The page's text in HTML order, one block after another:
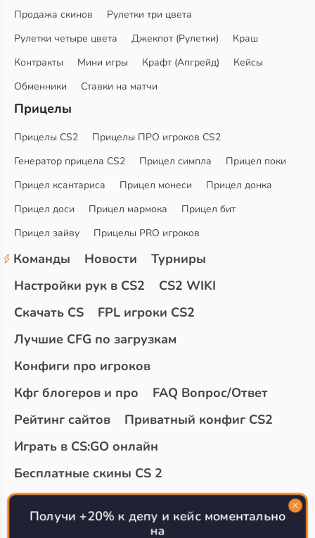
Продажа скинов
Рулетки три цвета
Рулетки четыре цвета
Джекпот (Рулетки)
Краш
Контракты
Мини игры Крафт (Апгрейд)
Кейсы
Обменники
Ставки на матчи
Прицелы
Прицелы CS2
Прицелы ПРО игроков CS2
Генератор прицела CS2
Прицел симпла
Прицел поки
Прицел ксантариса
Прицел монеси
Прицел донка
Прицел доси
Прицел мармока
Прицел бит
Прицел зайву
Прицелы PRO игроков
Команды Новости
Турниры
Настройки рук в CS2
CS2 WIKI
Скачать CS
FPL игроки CS2
Лучшие CFG по загрузкам
Конфиги про игроков
Кфг блогеров и про
FAQ Вопрос/Ответ
Рейтинг сайтов
Приватный конфиг CS2
Играть в CS:GO онлайн
Бесплатные скины CS 2
Топ сайтов с халявой КС 2
О проекте
Получи +20% к депу и кейс моментально
на